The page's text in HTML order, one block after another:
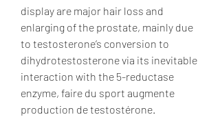
display are major hair loss and
enlarging of the prostate, mainly due
to testosterone’s conversion to
dihydrotestosterone via its inevitable
interaction with the 5-reductase
enzyme, faire du sport augmente
production de testostérone.